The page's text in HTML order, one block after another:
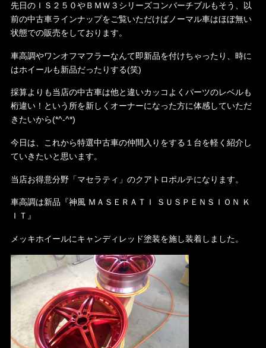
先日のＩＳ２５０やＢＭＷ３シリーズコンバーチブルもそう、以
前の中古車ラインナップをご覧いただけばノーマル車はほぼ無い
状態での販売をしております。
車高調やワンオフマフラーなんて即新品を付けちゃったり、時に
はホイールも新品だったりする(笑)
採算よりも当店の中古車は他と違いカッコよくパーツのレベルも
桁違い！という所を新しくオーナーになった方に体感していただ
きたいから(*^-^*)
今日は、これから特選中古車の仲間入りをする１台を軽く紹介し
ていきたいと思います。
当店お得意分野「マセラティ」のクアトロポルテになります。
車高調は新品『神風 ＭＡＳＥＲＡＴＩ ＳＵＳＰＥＮＳＩＯＮ Ｋ
ＩＴ』
メッキホイールにキャンディレッド塗装を施し装着しました。